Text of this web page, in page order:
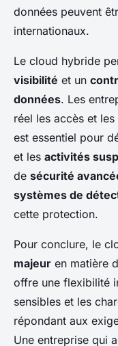
données peuvent
internationaux.
Le cloud hybride
visibilité et un
données. Les
réel les accès et
est essentiel pour
et les activités
de sécurité
systèmes de
cette protection.
Pour conclure, le
majeur en matière
offre une flexibilité
sensibles et les
répondant aux
Une entreprise qui